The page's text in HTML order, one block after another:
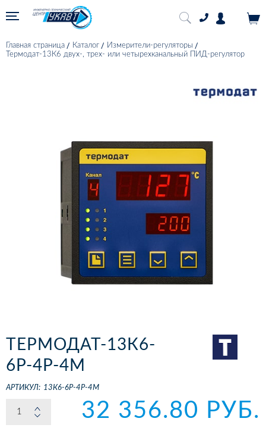
Главная страница Каталог
Измерители-регуляторы
Термодат-13К6 двух-, трех- или четырехканальный ПИД-регулятор
ТЕРМОДАТ-13К6-
6Р-4Р-4М
АРТИКУЛ: 13К6-6Р-4Р-4М
32 356.80 РУБ.